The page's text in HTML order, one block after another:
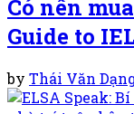
Có nên
Guide to
by Thái Văn